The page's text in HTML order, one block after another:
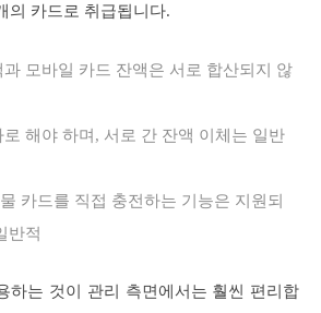
의 카드로 취급됩니다.
과 모바일 카드 잔액은 서로 합산되지 않
해야 하며, 서로 간 잔액 이체는 일반
카드를 직접 충전하는 기능은 지원되
반적
하는 것이 관리 측면에서는 훨씬 편리합